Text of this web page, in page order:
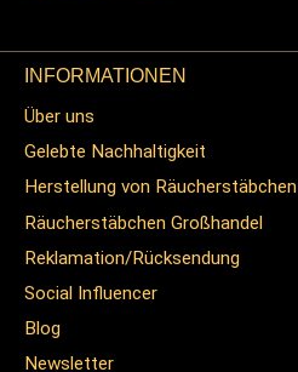
INFORMATIONEN
Über uns
Gelebte Nachhaltigkeit
Herstellung von Räucherstäbchen
Räucherstäbchen Großhandel
Reklamation/Rücksendung
Social Influencer
Blog
Newsletter